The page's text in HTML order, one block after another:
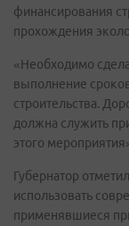
финансирования
прохождения
«Необходимо
выполнение
строительства.
должна служить
этого
Губернатор
использовать
применявшиеся